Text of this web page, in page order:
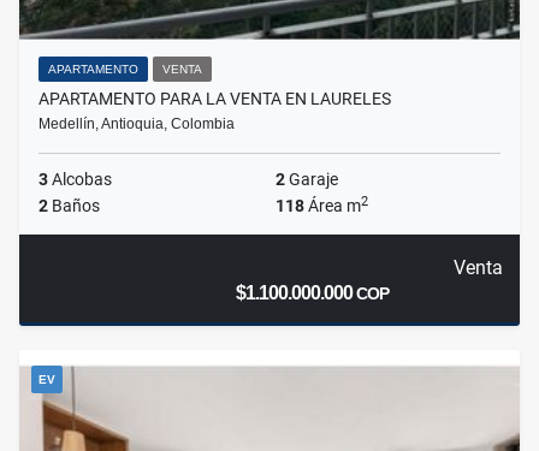
APARTAMENTO VENTA
APARTAMENTO PARA LA VENTA EN LAURELES
Medellín, Antioquia, Colombia
3Alcobas 2Garaje
2 Baños 118Área m2
Venta
$1.100.000.000COP
EV